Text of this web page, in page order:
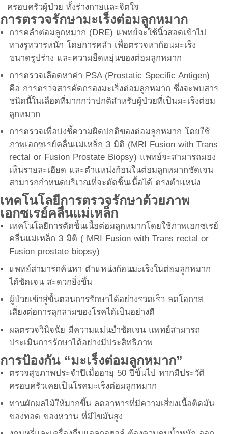
ครอบครัวผู้ป่วย ทั้งร่างกายและจิตใจ
การตรวจรักษามะเร็งต่อมลูกหมาก
การคลำต่อมลูกหมาก (DRE) แพทย์จะใช้นิ้วสอดเข้าไป
ทางรูทวารหนัก โดยการคลำ เพื่อตรวจหาก้อนมะเร็ง
ขนาดรูปร่าง และความยืดหยุ่นของต่อมลูกหมาก
การตรวจเลือดหาค่า PSA (Prostatic Specific Antigen)
คือ การตรวจสารคัดกรองมะเร็งต่อมลูกหมาก ซึ่งจะพบสาร
ชนิดนี้ในเลือดที่มากกว่าปกติสำหรับผู้ป่วยที่เป็นมะเร็งต่อม
ลูกหมาก
การตรวจเพื่อบ่งชี้ความผิดปกติของต่อมลูกหมาก โดยใช้
ภาพเอกซเรย์คลื่นแม่เหล็ก 3 มิติ (MRI Fusion with Trans
rectal or Fusion Prostate Biopsy) แพทย์จะสามารถมอง
เห็นรายละเอียด และตำแหน่งก้อนในต่อมลูกหมากชัดเจน
สามารถกำหนดบริเวณที่จะตัดชิ้นเนื้อได้ ตรงตำแหน่ง
เทคโนโลยีการตรวจรักษาด้วยภาพ
เอกซเรย์คลื่นแม่เหล็ก
เทคโนโลยีการตัดชิ้นเนื้อต่อมลูกหมากโดยใช้ภาพเอกซเรย์
คลื่นแม่เหล็ก 3 มิติ ( MRI Fusion with Trans rectal or
Fusion prostate biopsy)
แพทย์สามารถค้นหา ตำแหน่งก้อนมะเร็งในต่อมลูกหมาก
ได้ชัดเจน สะดวกยิ่งขึ้น
ผู้ป่วยเข้าสู่ขั้นตอนการรักษาได้อย่างรวดเร็ว ลดโอกาส
เสี่ยงต่อการลุกลามของโรคได้เป็นอย่างดี
ผลตรวจวินิจฉัย มีความแม่นยำชัดเจน แพทย์สามารถ
ประเมินการรักษาได้อย่างมีประสิทธิภาพ
การป้องกัน “มะเร็งต่อมลูกหมาก”
ตรวจสุขภาพประจำปีเมื่ออายุ 50 ปีขึ้นไป หากมีประวัติ
ครอบครัวเคยเป็นโรคมะเร็งต่อมลูกหมาก
ทานผักผลไม้ให้มากขึ้น ลดอาหารที่มีความเสี่ยงเนื้อติดมัน
ของทอด ของหวาน ที่มีไขมันสูง